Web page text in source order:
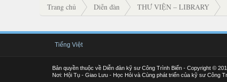
Trang chủ Diễn đàn THƯ VIỆN – LIBRARY
Tiếng Việt
Bản quyền thuộc về Diễn đàn kỹ sư Công Trình Biển - Copyright ©
Nơi: Hội Tụ - Giao Lưu - Học Hỏi và Cùng phát triển của kỹ sư Công